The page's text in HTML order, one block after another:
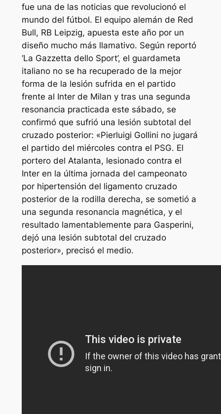
fue una de las noticias que revolucionó el
mundo del fútbol. El equipo alemán de Red
Bull, RB Leipzig, apuesta este año por un
diseño mucho más llamativo. Según reportó
‘La Gazzetta dello Sport’, el guardameta
italiano no se ha recuperado de la mejor
forma de la lesión sufrida en el partido
frente al Inter de Milan y tras una segunda
resonancia practicada este sábado, se
confirmó que sufrió una lesión subtotal del
cruzado posterior: «Pierluigi Gollini no jugará
el partido del miércoles contra el PSG. El
portero del Atalanta, lesionado contra el
Inter en la última jornada del campeonato
por hipertensión del ligamento cruzado
posterior de la rodilla derecha, se sometió a
una segunda resonancia magnética, y el
resultado lamentablemente para Gasperini,
dejó una lesión subtotal del cruzado
posterior», precisó el medio.